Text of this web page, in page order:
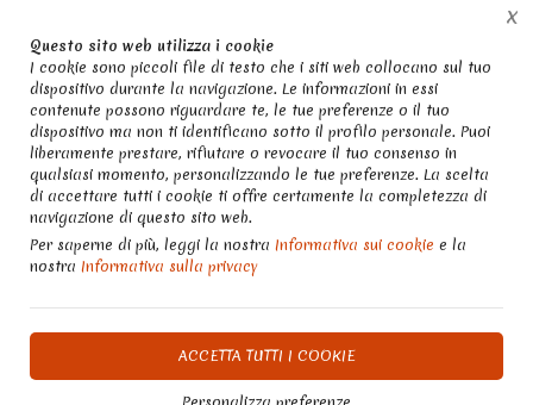
Questo sito web utilizza i cookie
I cookie sono piccoli file di testo che i siti web collocano sul tuo
dispositivo durante la navigazione. Le informazioni in essi
contenute possono riguardare te, le tue preferenze o il tuo
dispositivo ma non ti identificano sotto il profilo personale. Puoi
liberamente prestare, rifiutare o revocare il tuo consenso in
qualsiasi momento, personalizzando le tue preferenze. La scelta
di accettare tutti i cookie ti offre certamente la completezza di
navigazione di questo sito web.
Per saperne di più, leggi la nostra Informativa sui cookie e la
nostra Informativa sulla privacy
ACCETTA TUTTI I COOKIE
X
Whatsapp 3358248895
Home Shop: colori e pennelli, cucito creativo, bigiotteria, stoffe, feltro, tovaglioli
Perla in resina rossa - esa1
(busta da 5 pezzi) arti e
grafica 27x 31